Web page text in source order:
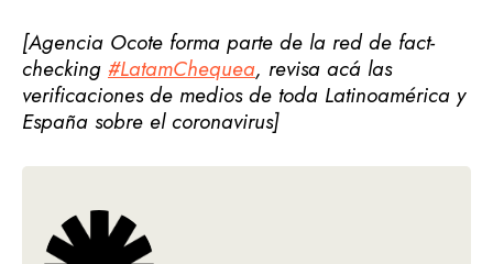
[Agencia Ocote forma parte de la red de fact-
checking #LatamChequea, revisa acá las
verificaciones de medios de toda Latinoamérica y
España sobre el coronavirus]